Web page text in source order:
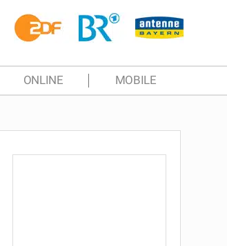
ONLINE MOBILE